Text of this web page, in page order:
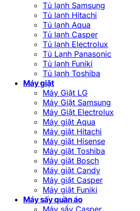
Tủ lạnh Samsung
Tủ lạnh Hitachi
Tủ lạnh Aqua
Tủ lạnh Casper
Tủ lạnh Electrolux
Tủ Lạnh Panasonic
Tủ lạnh Funiki
Tủ lạnh Toshiba
Máy giặt
Máy Giặt LG
Máy Giặt Samsung
Máy Giặt Electrolux
Máy giặt Aqua
Máy giặt Hitachi
Máy giặt Hisense
Máy giặt Toshiba
Máy giặt Bosch
Máy giặt Candy
Máy giặt Casper
Máy giặt Funiki
Máy sấy quần áo
Máy sấy Casper